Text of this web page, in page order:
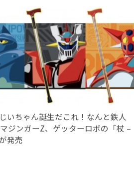
いちゃん誕生だこれ！なんと鉄人
ジンガーZ、ゲッターロボの「杖 –
発売